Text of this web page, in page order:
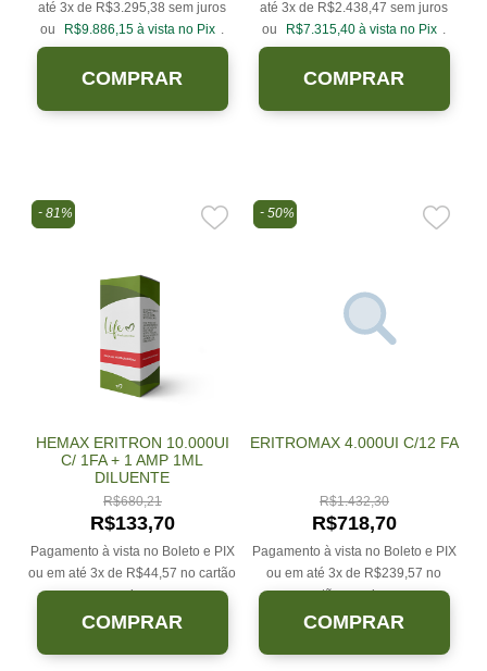
até 3x de R$3.295,38 sem juros
ou
R$9.886,15 à vista no Pix .
COMPRAR
até 3x de R$2.438,47 sem juros
ou
R$7.315,40 à vista no Pix .
COMPRAR
81%
HEMAX ERITRON 10.000UI
C/ 1FA + 1 AMP 1ML
DILUENTE
R$680,21
R$133,70
Pagamento à vista no Boleto e PIX
ou em até 3x de R$44,57 no cartão
sem juros.
COMPRAR
50%
ERITROMAX 4.000UI C/12 FA
R$1.432,30
R$718,70
Pagamento à vista no Boleto e PIX
ou em até 3x de R$239,57 no
cartão sem juros.
COMPRAR